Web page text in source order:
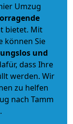
Umzug
bietet. Mit
können Sie
und
dass Ihre
werden. Wir
zu helfen
nach Tamm